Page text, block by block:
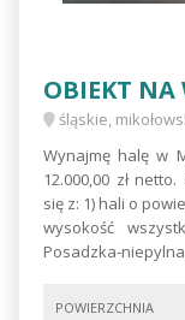
OBIEKT NA
śląskie,
Wynajmę halę w
12.000,00 zł
się z: 1) hali o
wysokość
Posadzka-
POWIERZCHNIA